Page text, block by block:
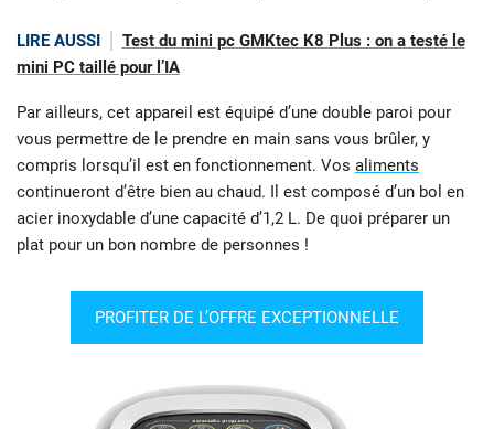
LIRE AUSSI
Test du mini pc GMKtec K8 Plus : on a testé le
mini PC taillé pour l’IA
Par ailleurs, cet appareil est équipé d’une double paroi pour
vous permettre de le prendre en main sans vous brûler, y
compris lorsqu’il est en fonctionnement. Vos aliments
continueront d’être bien au chaud. Il est composé d’un bol en
acier inoxydable d’une capacité d’1,2 L. De quoi préparer un
plat pour un bon nombre de personnes !
PROFITER DE L’OFFRE EXCEPTIONNELLE